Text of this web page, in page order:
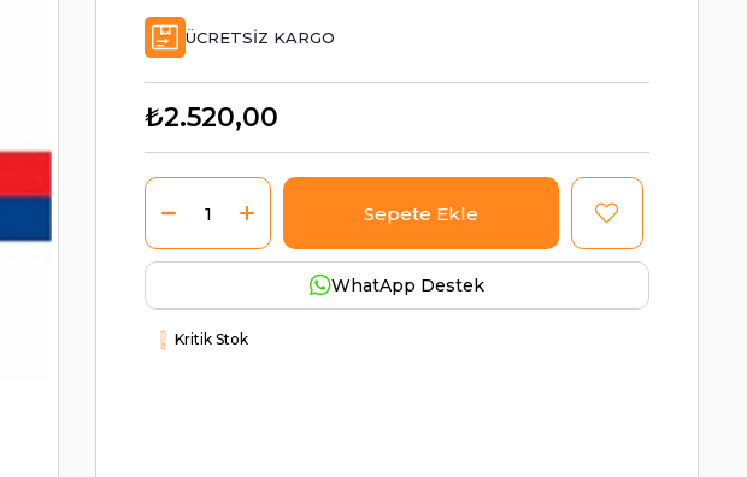
ÜCRETSIZ KARGO
₺2.520,00
WhatApp Destek
Kritik Stok